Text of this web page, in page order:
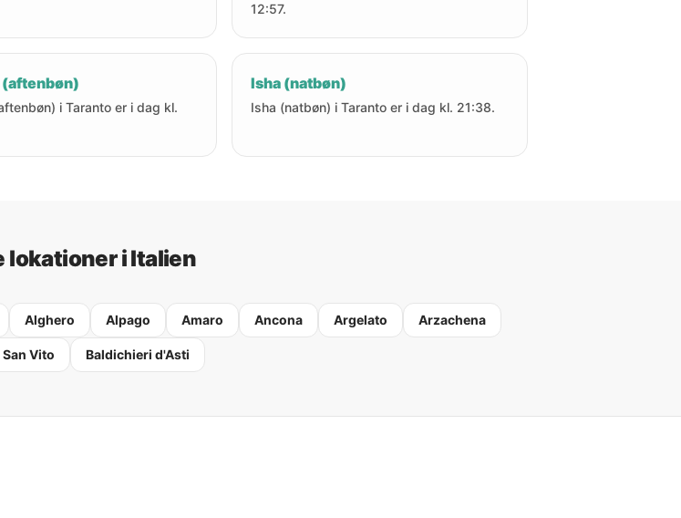
12:57.
i Taranto er i dag kl.
Isha (natbøn)
Isha (natbøn) i Taranto er i dag kl. 21:38.
lokationer i Italien
Alghero Alpago Amaro Ancona Argelato Arzachena
Vito Baldichieri d'Asti